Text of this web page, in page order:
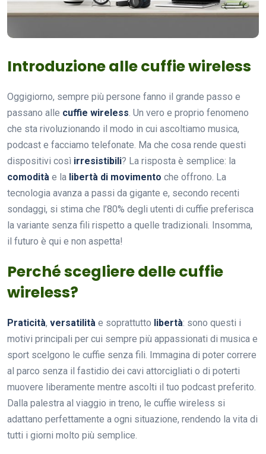
Introduzione alle cuffie wireless
Oggigiorno, sempre più persone fanno il grande passo e
passano alle cuffie wireless. Un vero e proprio fenomeno
che sta rivoluzionando il modo in cui ascoltiamo musica,
podcast e facciamo telefonate. Ma che cosa rende questi
dispositivi così irresistibili? La risposta è semplice: la
comodità e la libertà di movimento che offrono. La
tecnologia avanza a passi da gigante e, secondo recenti
sondaggi, si stima che l’80% degli utenti di cuffie preferisca
la variante senza fili rispetto a quelle tradizionali. Insomma,
il futuro è qui e non aspetta!
Perché scegliere delle cuffie
wireless?
Praticità, versatilità e soprattutto libertà: sono questi i
motivi principali per cui sempre più appassionati di musica e
sport scelgono le cuffie senza fili. Immagina di poter correre
al parco senza il fastidio dei cavi attorcigliati o di poterti
muovere liberamente mentre ascolti il tuo podcast preferito.
Dalla palestra al viaggio in treno, le cuffie wireless si
adattano perfettamente a ogni situazione, rendendo la vita di
tutti i giorni molto più semplice.